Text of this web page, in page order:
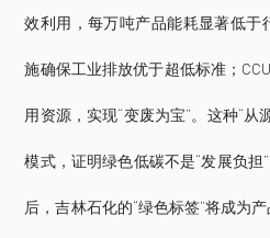
效利用，每万吨产品能耗显著低于
施确保工业排放优于超低标准；
用资源，实现“变废为宝”。这种“
模式，证明绿色低碳不是“发展负担
后，吉林石化的“绿色标签”将成为